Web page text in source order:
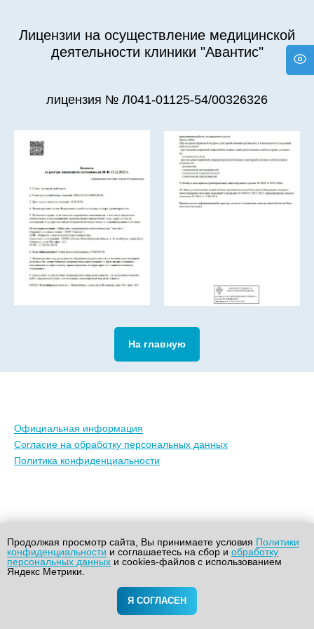
Лицензии на осуществление медицинской
деятельности клиники "Авантис"
лицензия № Л041-01125-54/00326326
На главную
Официальная информация
Согласие на обработку персональных данных
Политика конфиденциальности
Продолжая просмотр сайта, Вы принимаете условия Политики
конфиденциальности и соглашаетесь на сбор и обработку
персональных данных и cookies-файлов с использованием
Яндекс Метрики.
Я СОГЛАСЕН